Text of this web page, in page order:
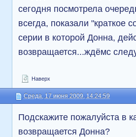
сегодня посмотрела
всегда, показали
серии в которой Донна,
возвращается...ждёмс
Наверх
Среда, 17 июня 2009, 14:24:59
Подскажите пожалуйста в
возвращается Донна?